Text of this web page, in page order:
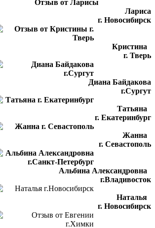
Лариса
г. Новосибирск
Кристина
г. Тверь
Диана Байдакова
г.Сургут
Татьяна
г. Екатеринбург
Жанна
г. Севастополь
Альбина Александровна
г.Владивосток
Наталья
г. Новосибирск